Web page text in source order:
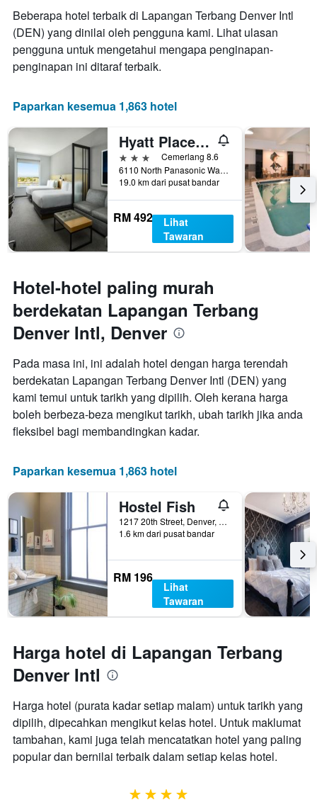
hari
sebelum
penginapan
Carta
mempunyai
paksi
Y
yang
memaparkan
harga
purata
bilik
Beberapa hotel terbaik di Lapangan Terbang Denver Intl
(DEN) yang dinilai oleh pengguna kami. Lihat ulasan
pengguna untuk mengetahui mengapa penginapan-
penginapan ini ditaraf terbaik.
Paparkan kesemua 1,863 hotel
Hyatt Place Pena Station/Denver Airport
3 bintangCemerlang 8.6
6110 North Panasonic Way, Denver, CO, Amerika Syarikat
19.0 km dari pusat bandar
RM 492
Lihat
Tawaran
Hotel-hotel paling murah
berdekatan Lapangan Terbang
Denver Intl, Denver
Pada masa ini, ini adalah hotel dengan harga terendah
berdekatan Lapangan Terbang Denver Intl (DEN) yang
kami temui untuk tarikh yang dipilih. Oleh kerana harga
boleh berbeza-beza mengikut tarikh, ubah tarikh jika anda
fleksibel bagi membandingkan kadar.
Paparkan kesemua 1,863 hotel
Hostel Fish
1217 20th Street, Denver, CO, Amerika Syarikat
1.6 km dari pusat bandar
RM 196
Lihat
Tawaran
Harga hotel di Lapangan Terbang
Denver Intl
Harga hotel (purata kadar setiap malam) untuk tarikh yang
dipilih, dipecahkan mengikut kelas hotel. Untuk maklumat
tambahan, kami juga telah mencatatkan hotel yang paling
popular dan bernilai terbaik dalam setiap kelas hotel.
4 bintang